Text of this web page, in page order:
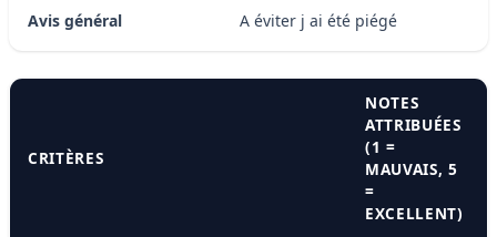
Avis général A éviter j ai été piégé
CRITÈRES
NOTES
ATTRIBUÉES
(1 =
MAUVAIS, 5
=
EXCELLENT)